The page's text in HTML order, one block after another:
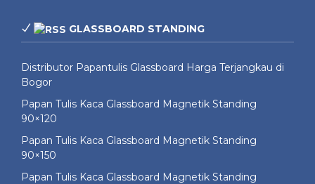
GLASSBOARD STANDING
Distributor Papantulis Glassboard Harga Terjangkau di
Bogor
Papan Tulis Kaca Glassboard Magnetik Standing
90×120
Papan Tulis Kaca Glassboard Magnetik Standing
90×150
Papan Tulis Kaca Glassboard Magnetik Standing